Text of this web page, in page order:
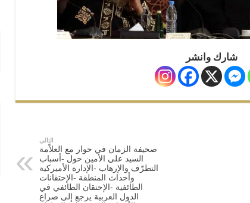
شارك وانشر
التالي
صحيفة الزمان في حوار مع العلاّمة
السيد علي الأمين حول -أسباب
التطرّف والإرهاب -الإدارة الأميركية
وأحداث المنطقة -الإحتقانات
الطائفية -الإحتقان الطائفي في
الدول العربية يرجع إلى صراع